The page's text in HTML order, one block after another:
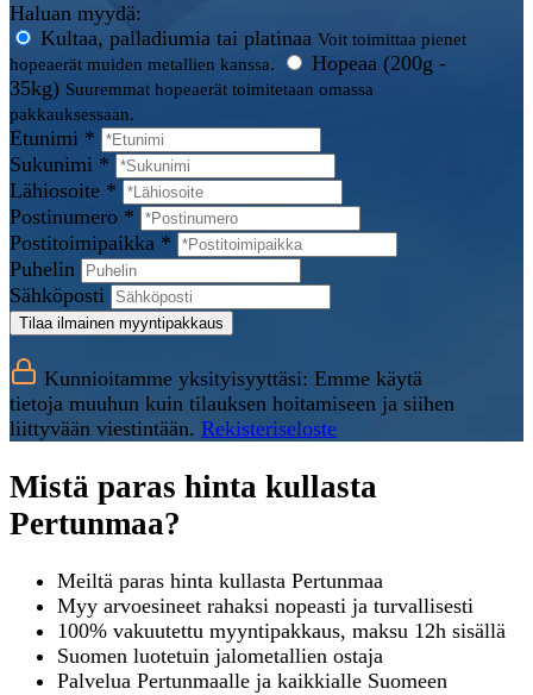
Haluan myydä:
Kultaa, palladiumia tai platinaa Voit toimittaa pienet
hopeaerät muiden metallien kanssa.
Hopeaa (200g -
35kg) Suuremmat hopeaerät toimitetaan omassa
pakkauksessaan.
Etunimi *
Sukunimi *
Lähiosoite *
Postinumero *
Postitoimipaikka *
Puhelin
Sähköposti
Tilaa ilmainen myyntipakkaus
Kunnioitamme yksityisyyttäsi: Emme käytä
tietoja muuhun kuin tilauksen hoitamiseen ja siihen
liittyvään viestintään. Rekisteriseloste
Mistä paras hinta kullasta
Pertunmaa?
Meiltä paras hinta kullasta Pertunmaa
Myy arvoesineet rahaksi nopeasti ja turvallisesti
100% vakuutettu myyntipakkaus, maksu 12h sisällä
Suomen luotetuin jalometallien ostaja
Palvelua Pertunmaalle ja kaikkialle Suomeen